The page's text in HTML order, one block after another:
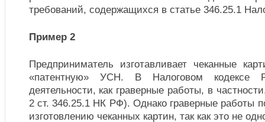
требований, содержащихся в статье 346.25.1
Пример 2
Предприниматель изготавливает чеканные
«патентную» УСН. В Налоговом кодексе
деятельности, как граверные работы, в
2 ст. 346.25.1 НК РФ). Однако граверные работы
изготовлению чеканных картин, так как это не